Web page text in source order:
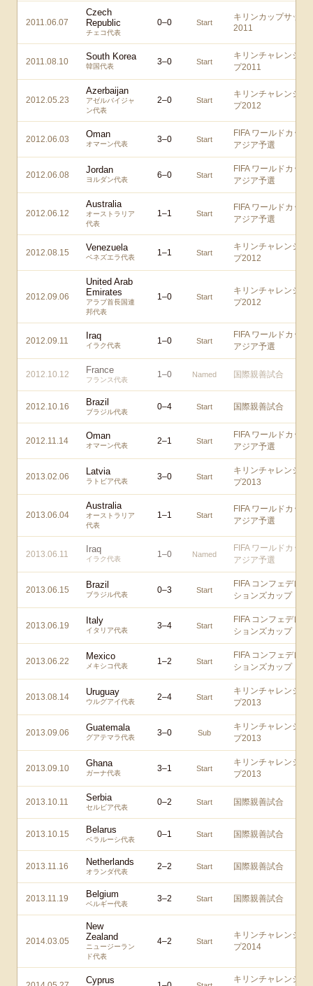
2011.06.07
Czech
Republic
チェコ代表
0–0 Start
キリンカップサッカ
2011
2011.08.10 South Korea
韓国代表 3–0 Start
キリンチャレンジカ
プ2011
2012.05.23
Azerbaijan
アゼルバイジャ
ン代表
2–0 Start
キリンチャレンジカ
プ2012
2012.06.03 Oman
オマーン代表 3–0 Start
FIFA ワールドカップ
アジア予選
2012.06.08 Jordan
ヨルダン代表 6–0 Start
FIFA ワールドカップ
アジア予選
2012.06.12
Australia
オーストラリア
代表
1–1 Start
FIFA ワールドカップ
アジア予選
2012.08.15 Venezuela
ベネズエラ代表 1–1 Start
キリンチャレンジカ
プ2012
2012.09.06
United Arab
Emirates
アラブ首長国連
邦代表
1–0 Start
キリンチャレンジカ
プ2012
2012.09.11 Iraq
イラク代表 1–0 Start
FIFA ワールドカップ
アジア予選
2012.10.12 France
フランス代表
1–0 Named 国際親善試合
2012.10.16 Brazil
ブラジル代表
0–4 Start 国際親善試合
2012.11.14 Oman
オマーン代表 2–1 Start
FIFA ワールドカップ
アジア予選
2013.02.06 Latvia
ラトビア代表 3–0 Start
キリンチャレンジカ
プ2013
2013.06.04
Australia
オーストラリア
代表
1–1 Start
FIFA ワールドカップ
アジア予選
2013.06.11 Iraq
イラク代表 1–0 Named
FIFA ワールドカップ
アジア予選
2013.06.15 Brazil
ブラジル代表 0–3 Start
FIFA コンフェデレー
ションズカップ
2013.06.19 Italy
イタリア代表 3–4 Start
FIFA コンフェデレー
ションズカップ
2013.06.22 Mexico
メキシコ代表 1–2 Start
FIFA コンフェデレー
ションズカップ
2013.08.14 Uruguay
ウルグアイ代表 2–4 Start
キリンチャレンジカ
プ2013
2013.09.06 Guatemala
グアテマラ代表 3–0 Sub
キリンチャレンジカ
プ2013
2013.09.10 Ghana
ガーナ代表 3–1 Start
キリンチャレンジカ
プ2013
2013.10.11 Serbia
セルビア代表
0–2 Start 国際親善試合
2013.10.15 Belarus
ベラルーシ代表
0–1 Start 国際親善試合
2013.11.16 Netherlands
オランダ代表
2–2 Start 国際親善試合
2013.11.19 Belgium
ベルギー代表
3–2 Start 国際親善試合
2014.03.05
New
Zealand
ニュージーラン
ド代表
4–2 Start
キリンチャレンジカ
プ2014
Cyprus キリンチャレンジカ